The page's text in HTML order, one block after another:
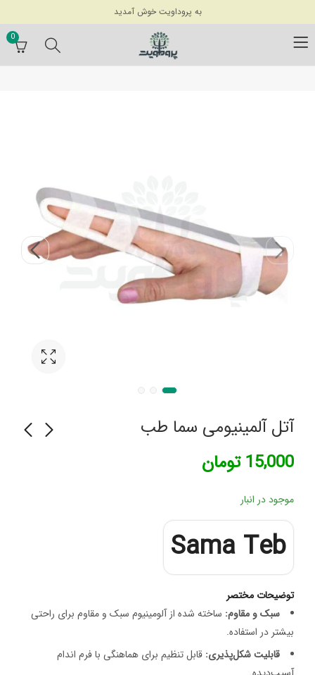
به پروداویت خوش آمدید
0
آتل آلمینیومی سما طب
15,000 تومان
موجود در انبار
Sama Teb
توضیحات مختصر
سبک و مقاوم: ساخته شده از آلومینیوم سبک و مقاوم برای راحتی
بیشتر در استفاده.
قابلیت شکل‌پذیری: قابل تنظیم برای هماهنگی با فرم اندام